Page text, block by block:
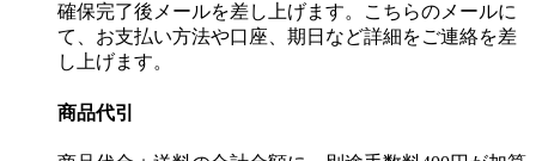
確保完了後メールを差し上げます。こちらのメールに
て、お支払い方法や口座、期日など詳細をご連絡を差
し上げます。
商品代引